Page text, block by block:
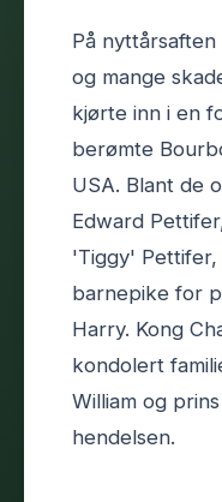
På
og mange
kjørte inn i en
berømte
USA. Blant de
Edward
'Tiggy' Pettifer,
barnepike for
Harry. Kong
kondolert
William og
hendelsen.